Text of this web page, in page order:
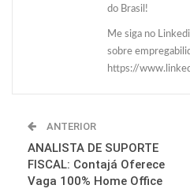
do Brasil!
Me siga no
sobre
https://
ANTERIOR
ANALISTA DE SUPORTE
FISCAL: Contajá Oferece
Vaga 100% Home Office